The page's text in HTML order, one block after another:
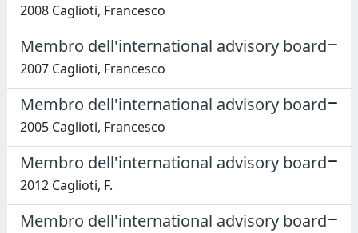
2008 Caglioti, Francesco
Membro dell'international advisory board
2007 Caglioti, Francesco
Membro dell'international advisory board
2005 Caglioti, Francesco
Membro dell'international advisory board
2012 Caglioti, F.
Membro dell'international advisory board